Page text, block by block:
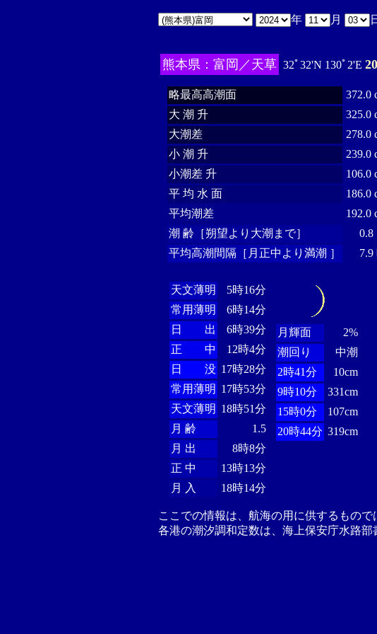
年 月
熊本県：富岡／天草 32ﾟ32'N 130ﾟ2'E
略最高高潮面
372.0
大 潮 升
325.0
大潮差
278.0
小 潮 升
239.0
小潮差 升
106.0
平 均 水 面
186.0
平均潮差
192.0
潮 齢［朔望より大潮まで］
0.8
平均高潮間隔［月正中より満潮 ］
7.9
天文薄明
5時16分
常用薄明
6時14分
日 出
6時39分
正 中
12時4分
日 没 17時28分
常用薄明 17時53分
天文薄明 18時51分
月 齢
1.5
月 出
8時8分
正 中
13時13分
月 入
18時14分
月輝面
2%
潮回り
中潮
2時41分
10cm
9時10分
331cm
15時0分
107cm
20時44分 319cm
ここでの情報は、航海の用に供するもの
各港の潮汐調和定数は、海上保安庁水路